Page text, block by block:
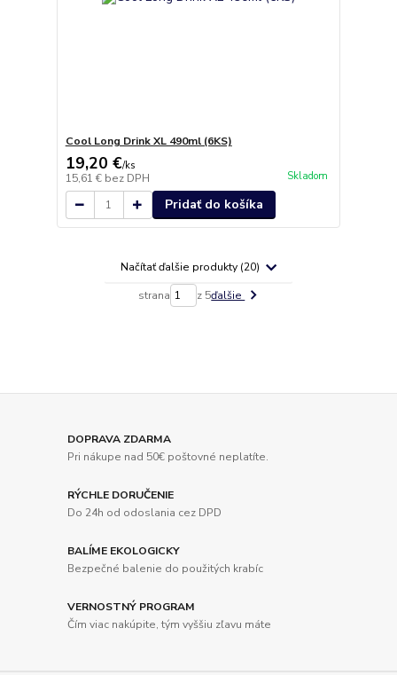
Cool Long Drink XL 490ml (6KS)
19,20 €/ks
15,61 € bez DPH Skladom
Pridať do košíka
Načítať ďalšie produkty (20)
strana z 5ďalšie
DOPRAVA ZDARMA
Pri nákupe nad 50€ poštovné neplatíte.
RÝCHLE DORUČENIE
Do 24h od odoslania cez DPD
BALÍME EKOLOGICKY
Bezpečné balenie do použitých krabíc
VERNOSTNÝ PROGRAM
Čím viac nakúpite, tým vyššiu zľavu máte